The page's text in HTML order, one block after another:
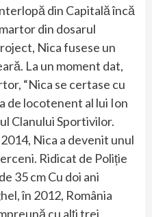
din Capitală încă
din dosarul
Nica fusese un
La un moment dat,
“Nica se certase cu
de locotenent al lui Ion
Clanului Sportivilor.
Nica a devenit unul
Ridicat de Poliție
35 cm Cu doi ani
în 2012, România
cu alți trei